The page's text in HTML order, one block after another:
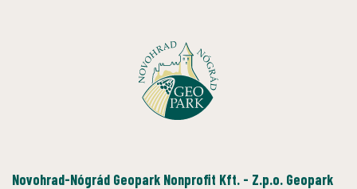
Novohrad-Nógrád Geopark Nonprofit Kft. - Z.p.o. Geopark